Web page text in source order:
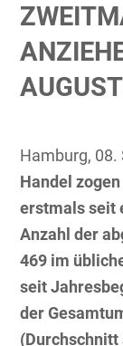
AUGUST
Hamburg,
Handel
erstmals seit
Anzahl der
469 im
seit
der